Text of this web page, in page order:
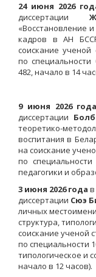
24 июня 2026
диссертации
«Восстановление
кадров в АН БССР
соискание ученой
по специальности
482, начало в 14
9 июня 2026 года
диссертации
теоретико-
воспитания в
на соискание
по
педагогики и
3 июня 2026 года
диссертации Сюэ
личных
структура,
соискание ученой
по специальности
типологическое и
начало в 12 часов).